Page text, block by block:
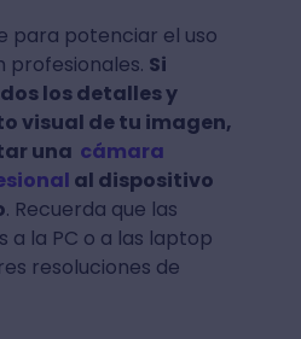
para potenciar el uso
profesionales. Si
los detalles y
visual de tu imagen,
una cámara
al dispositivo
. Recuerda que las
a la PC o a las laptop
resoluciones de